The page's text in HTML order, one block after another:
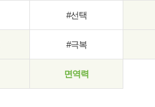
#선택
#극복
면역력